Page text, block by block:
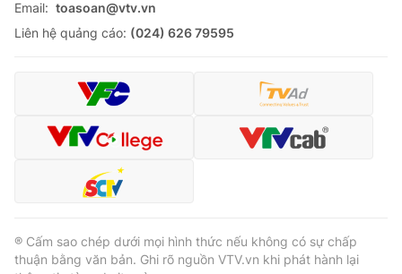
Emagazine Podcast
Video Shorts video
VTV Money
VTV Sức khoẻ Bất động sản
Email: toasoan@vtv.vn
Liên hệ quảng cáo: (024) 626 79595
® Cấm sao chép dưới mọi hình thức nếu không có sự chấp
thuận bằng văn bản. Ghi rõ nguồn VTV.vn khi phát hành lại